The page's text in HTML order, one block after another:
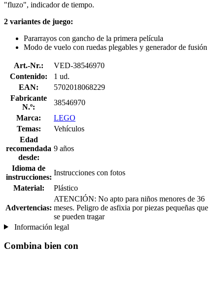
"fluzo", indicador de tiempo.
2 variantes de juego:
Pararrayos con gancho de la primera película
Modo de vuelo con ruedas plegables y generador de fusión
Art.-Nr.:
VED-38546970
Contenido:
1 ud.
EAN:
5702018068229
Fabricante
N.º:
38546970
Marca:
LEGO
Temas:
Vehículos
Edad
recomendada
desde:
9 años
Idioma de
instrucciones:
Instrucciones con fotos
Material:
Plástico
Advertencias:
ATENCIÓN: No apto para niños menores de 36
meses. Peligro de asfixia por piezas pequeñas que
se pueden tragar
Información legal
Combina bien con